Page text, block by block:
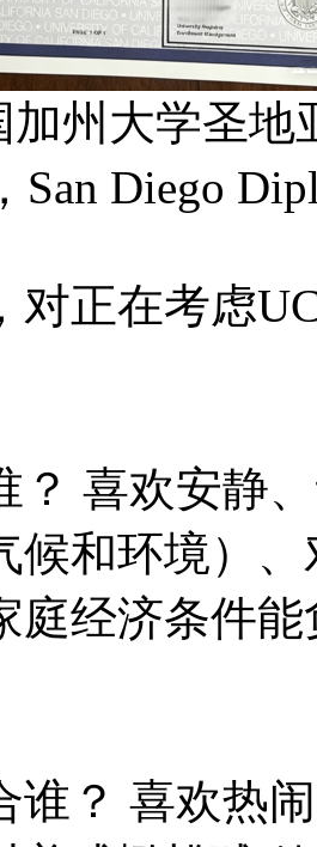
大学圣地亚
San Diego
对正在考虑
？ 喜欢安静
候和环境）
庭经济条件
谁？ 喜欢热